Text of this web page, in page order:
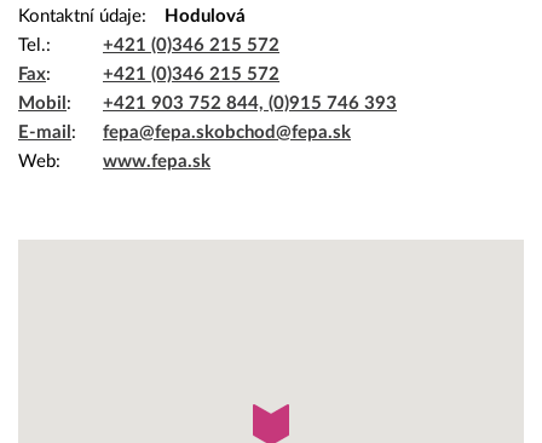
Kontaktní údaje
Hodulová
Tel.
+421 (0)346 215 572
Fax
+421 (0)346 215 572
Mobil
+421 903 752 844, (0)915 746 393
E-mail
fepa@fepa.skobchod@fepa.sk
Web
www.fepa.sk